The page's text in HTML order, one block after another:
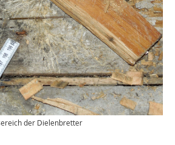
der Dielenbretter